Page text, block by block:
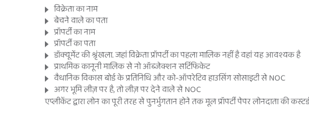
विक्रेता का नाम
बेचने वाले का पता
प्रॉपर्टी का नाम
प्रॉपर्टी का पता
डॉक्यूमेंट की श्रृंखला. जहां विक्रेता प्रॉपर्टी का पहला मालिक नहीं है वहां यह आवश्यक है
प्राथमिक कानूनी मालिक से नो ऑब्जेक्शन सर्टिफिकेट
वैधानिक विकास बोर्ड के प्रतिनिधि और को-ऑपरेटिव हाउसिंग सोसाइटी से NOC
अगर भूमि लीज़ पर है, तो लीज़ पर देने वाले से NOC
एप्लीकेंट द्वारा लोन का पूरी तरह से पुनर्भुगतान होने तक मूल प्रॉपर्टी पेपर लोनदाता की